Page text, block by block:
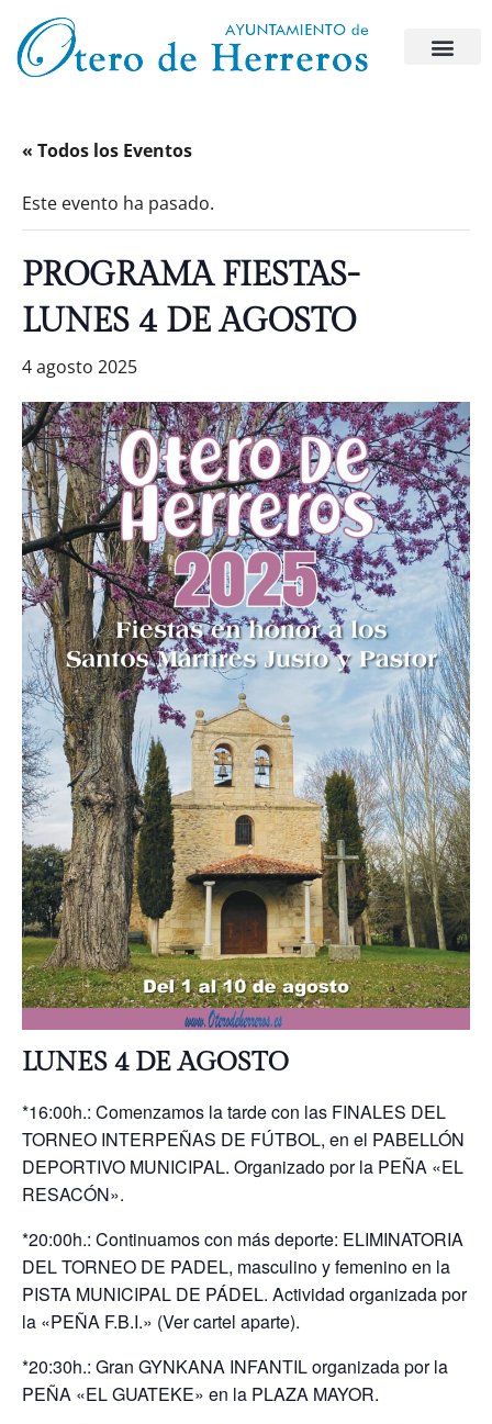
« Todos los Eventos
Este evento ha pasado.
PROGRAMA FIESTAS-
LUNES 4 DE AGOSTO
4 agosto 2025
LUNES 4 DE AGOSTO
*16:00h.: Comenzamos la tarde con las FINALES DEL
TORNEO INTERPEÑAS DE FÚTBOL, en el PABELLÓN
DEPORTIVO MUNICIPAL. Organizado por la PEÑA «EL
RESACÓN».
*20:00h.: Continuamos con más deporte: ELIMINATORIA
DEL TORNEO DE PADEL, masculino y femenino en la
PISTA MUNICIPAL DE PÁDEL. Actividad organizada por
la «PEÑA F.B.I.» (Ver cartel aparte).
*20:30h.: Gran GYNKANA INFANTIL organizada por la
PEÑA «EL GUATEKE» en la PLAZA MAYOR.